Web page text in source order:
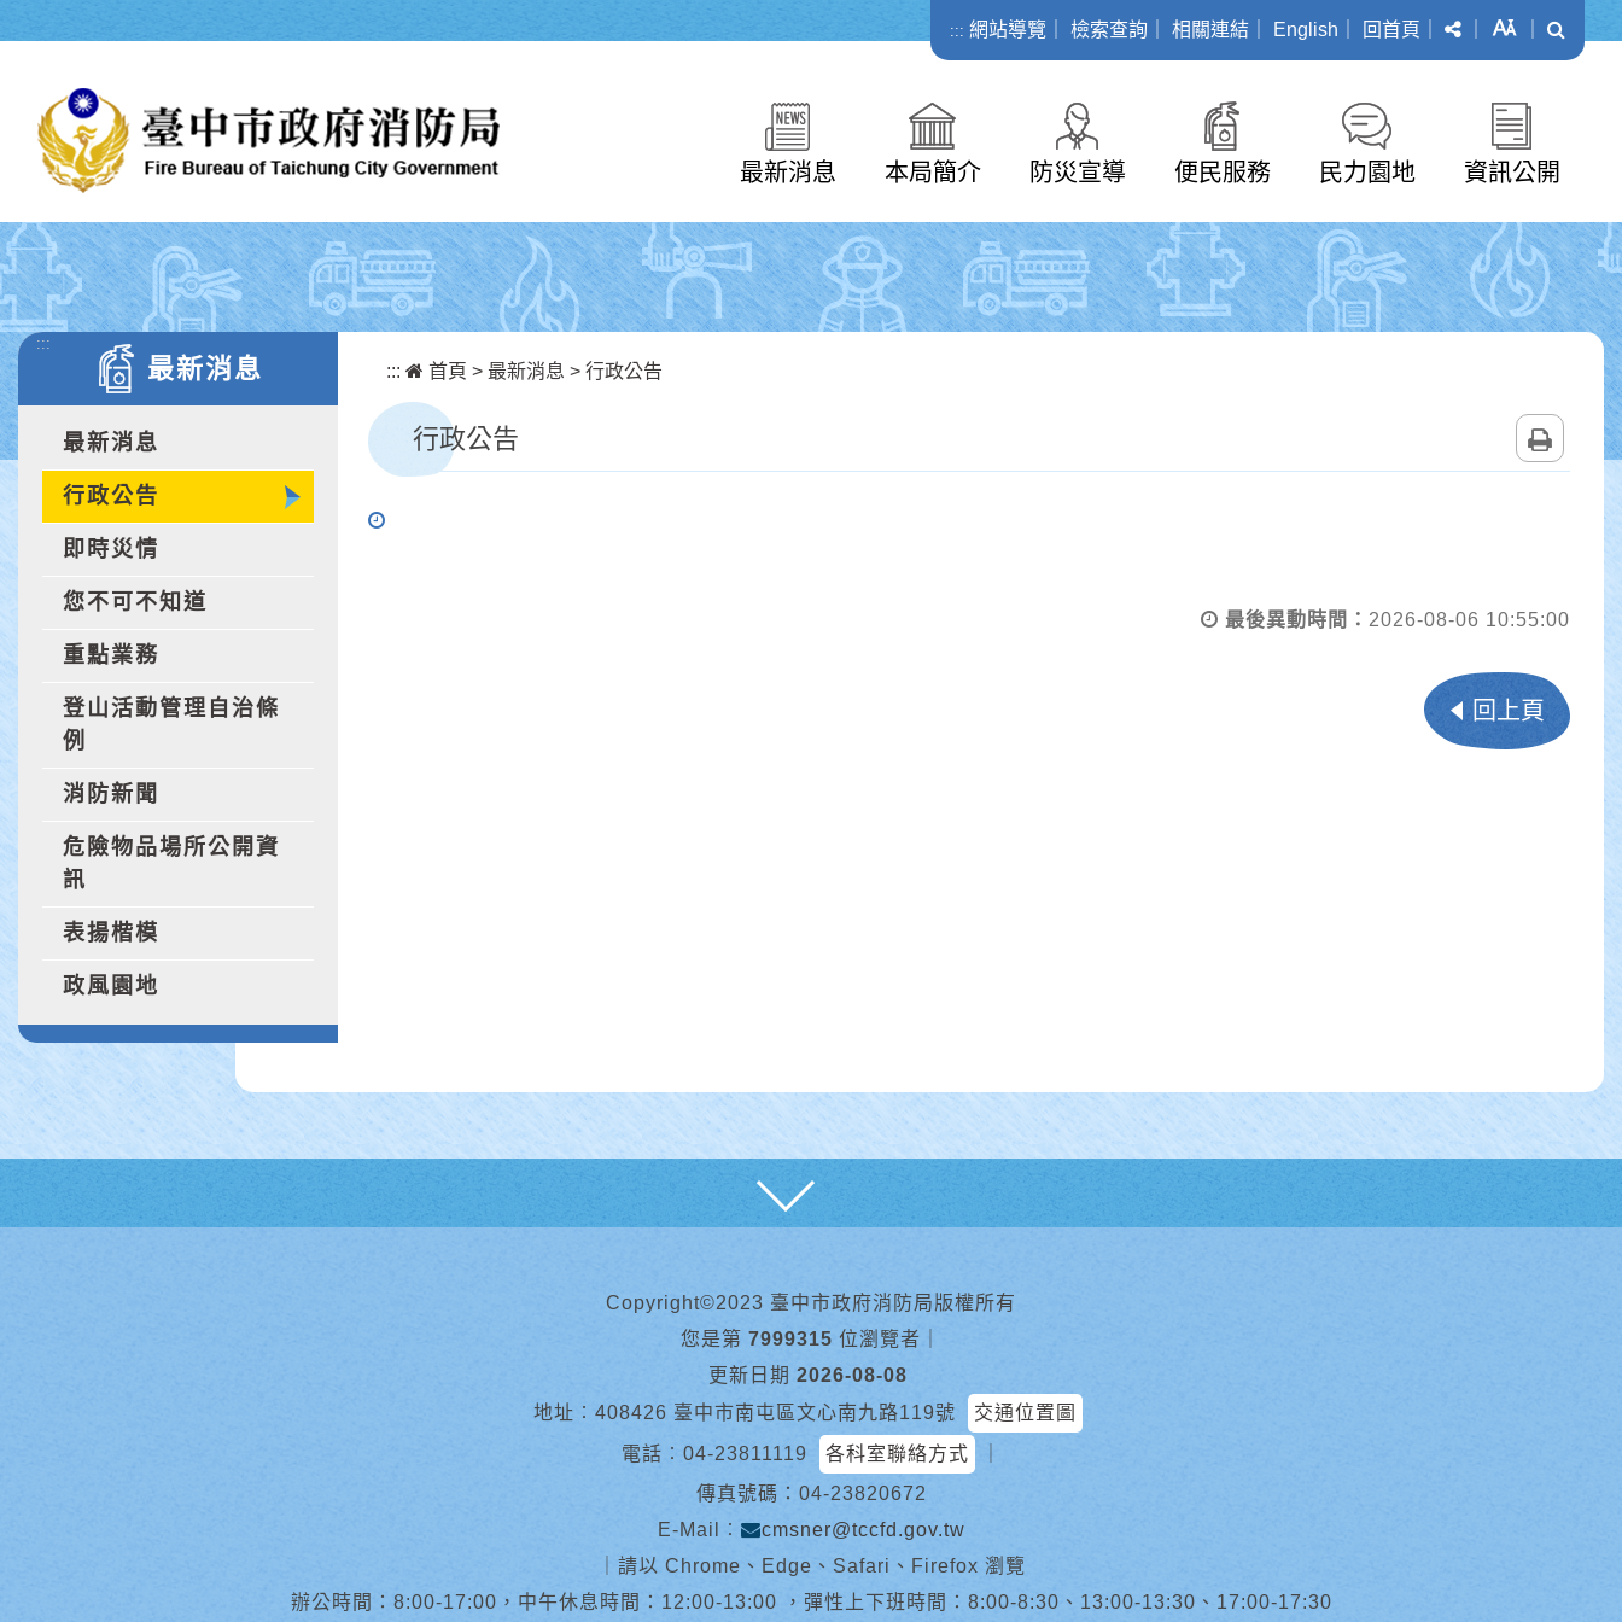
::: 網站導覽 檢索查詢 相關連結 English 回首頁 分享 字級
最新消息 本局簡介 防災宣導 便民服務 民力園地 資訊公開
:::
最新消息
最新消息
行政公告
即時災情
您不可不知道
重點業務
登山活動管理自治條
例
消防新聞
危險物品場所公開資
訊
表揚楷模
政風園地
::: 首頁 > 最新消息 > 行政公告
行政公告
最後異動時間： 2026-08-06 10:55:00
回上頁
Copyright©2023 臺中市政府消防局版權所有
您是第 7999315 位瀏覽者
更新日期 2026-08-08
地址︰408426 臺中市南屯區文心南九路119號
交通位置圖
電話︰ 04-23811119 各科室聯絡方式
傳真號碼：04-23820672
E-Mail︰
cmsner@tccfd.gov.tw
請以 Chrome、Edge、Safari、Firefox 瀏覽
辦公時間：8:00-17:00，中午休息時間：12:00-13:00 ，彈性上下班時間：8:00-8:30、13:00-13:30、17:00-17:30